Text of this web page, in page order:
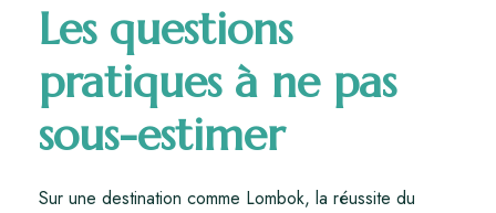
Les questions
pratiques à ne pas
sous-estimer
Sur une destination comme Lombok, la réussite du